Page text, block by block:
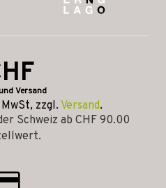
Versand
zzgl. Versand.
Schweiz ab CHF 90.00